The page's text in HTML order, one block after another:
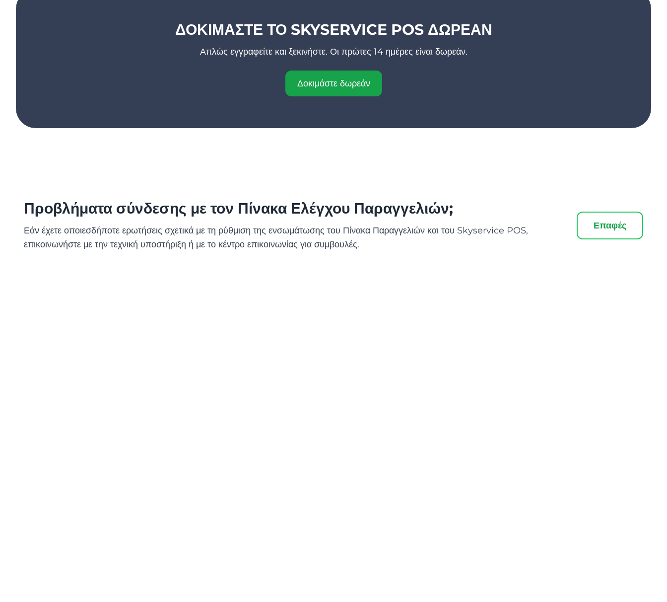
ΔΟΚΙΜΑΣΤΕ ΤΟ SKYSERVICE POS ΔΩΡΕΑΝ
Απλώς εγγραφείτε και ξεκινήστε. Οι πρώτες 14 ημέρες είναι δωρεάν.
Δοκιμάστε δωρεάν
Προβλήματα σύνδεσης με τον Πίνακα Ελέγχου Παραγγελιών;
Εάν έχετε οποιεσδήποτε ερωτήσεις σχετικά με τη ρύθμιση της ενσωμάτωσης του Πίνακα Παραγγελιών και του Skyservice POS,
επικοινωνήστε με την τεχνική υποστήριξη ή με το κέντρο επικοινωνίας για συμβουλές.
Επαφές